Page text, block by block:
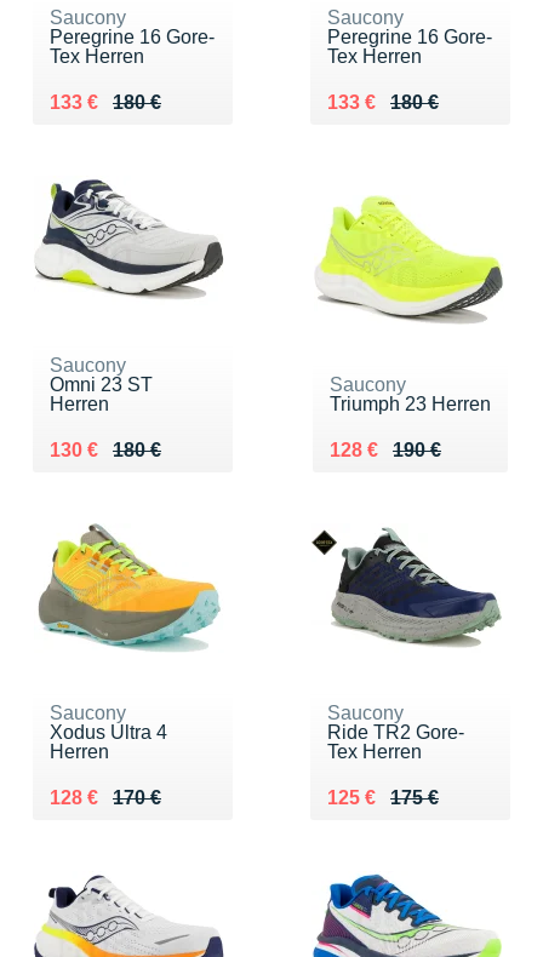
Saucony
Peregrine 16 Gore-
Tex Herren
180 €
Au lieu de 180 €
133 €
Vendu 133 €
Saucony
Peregrine 16 Gore-
Tex Herren
180 €
Au lieu de 180 €
133 €
Vendu 133 €
Saucony
Omni 23 ST
Herren
180 €
Au lieu de 180 €
130 €
Vendu 130 €
Saucony
Triumph 23 Herren
190 €
Au lieu de 190 €
128 €
Vendu 128 €
Saucony
Xodus Ultra 4
Herren
170 €
Au lieu de 170 €
128 €
Vendu 128 €
Saucony
Ride TR2 Gore-
Tex Herren
175 €
Au lieu de 175 €
125 €
Vendu 125 €